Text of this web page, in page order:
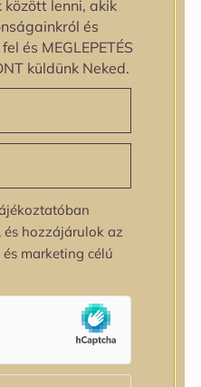
között lenni, akik
és
és MEGLEPETÉS
küldünk Neked.
hozzájárulok az
marketing célú